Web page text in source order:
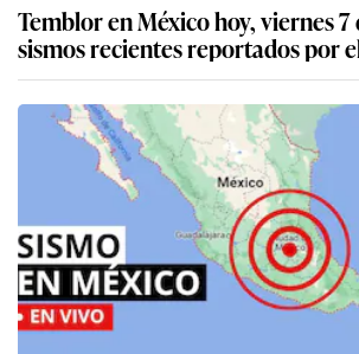
Temblor en México hoy, viernes 7
sismos recientes reportados por